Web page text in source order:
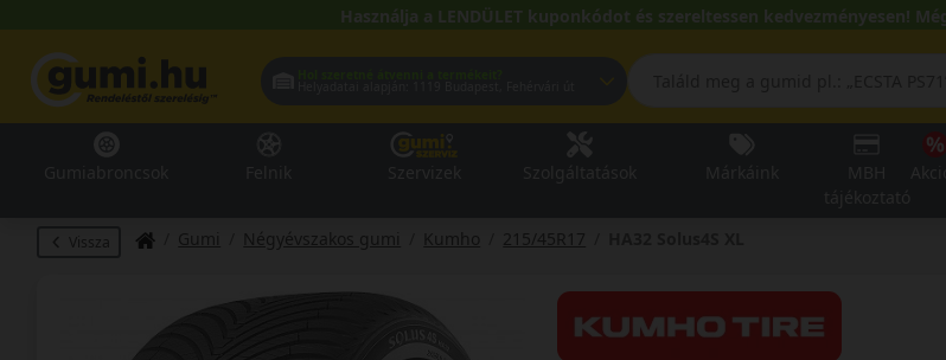
Használja a LENDÜLET kuponkódot és szereltessen kedvezményesen!
Vissza Gumi Négyévszakos gumi Kumho 215/45R17